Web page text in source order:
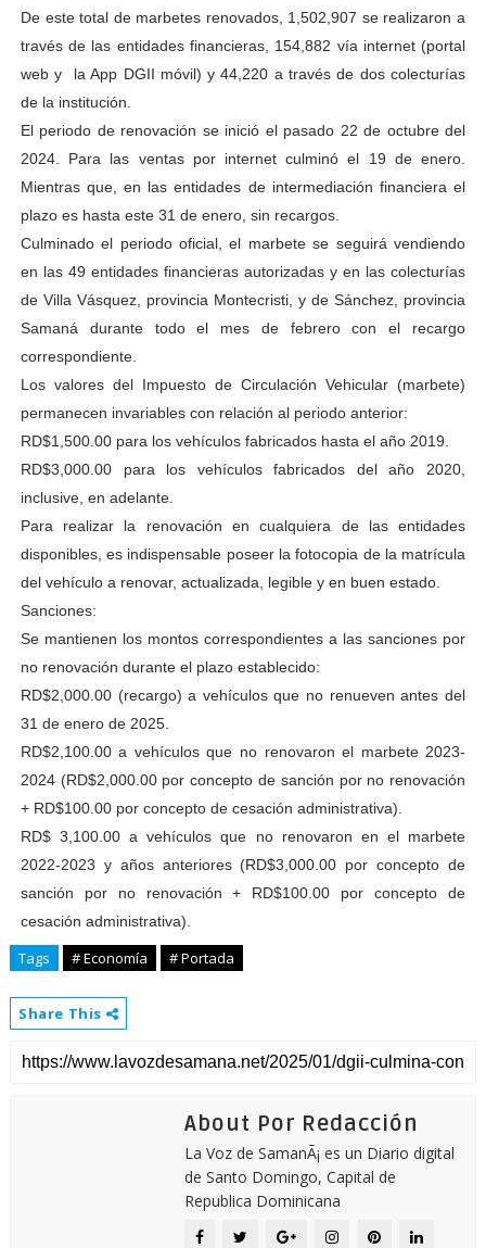
De este total de marbetes renovados, 1,502,907 se realizaron a
través de las entidades financieras, 154,882 vía internet (portal
web y la App DGII móvil) y 44,220 a través de dos colecturías
de la institución.
El periodo de renovación se inició el pasado 22 de octubre del
2024. Para las ventas por internet culminó el 19 de enero.
Mientras que, en las entidades de intermediación financiera el
plazo es hasta este 31 de enero, sin recargos.
Culminado el periodo oficial, el marbete se seguirá vendiendo
en las 49 entidades financieras autorizadas y en las colecturías
de Villa Vásquez, provincia Montecristi, y de Sánchez, provincia
Samaná durante todo el mes de febrero con el recargo
correspondiente.
Los valores del Impuesto de Circulación Vehicular (marbete)
permanecen invariables con relación al periodo anterior:
RD$1,500.00 para los vehículos fabricados hasta el año 2019.
RD$3,000.00 para los vehículos fabricados del año 2020,
inclusive, en adelante.
Para realizar la renovación en cualquiera de las entidades
disponibles, es indispensable poseer la fotocopia de la matrícula
del vehículo a renovar, actualizada, legible y en buen estado.
Sanciones:
Se mantienen los montos correspondientes a las sanciones por
no renovación durante el plazo establecido:
RD$2,000.00 (recargo) a vehículos que no renueven antes del
31 de enero de 2025.
RD$2,100.00 a vehículos que no renovaron el marbete 2023-
2024 (RD$2,000.00 por concepto de sanción por no renovación
+ RD$100.00 por concepto de cesación administrativa).
RD$ 3,100.00 a vehículos que no renovaron en el marbete
2022-2023 y años anteriores (RD$3,000.00 por concepto de
sanción por no renovación + RD$100.00 por concepto de
cesación administrativa).
Tags # Economía # Portada
Share This
About Por Redacción
La Voz de SamanÃ¡ es un Diario digital
de Santo Domingo, Capital de
Republica Dominicana